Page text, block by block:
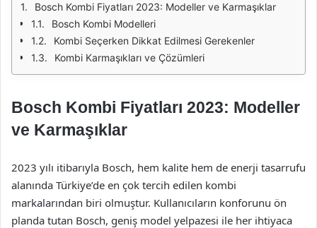
Bosch Kombi Fiyatları 2023: Modeller ve Karmaşıklar
Bosch Kombi Modelleri
Kombi Seçerken Dikkat Edilmesi Gerekenler
Kombi Karmaşıkları ve Çözümleri
Bosch Kombi Fiyatları 2023: Modeller
ve Karmaşıklar
2023 yılı itibarıyla Bosch, hem kalite hem de enerji tasarrufu
alanında Türkiye’de en çok tercih edilen kombi
markalarından biri olmuştur. Kullanıcıların konforunu ön
planda tutan Bosch, geniş model yelpazesi ile her ihtiyaca